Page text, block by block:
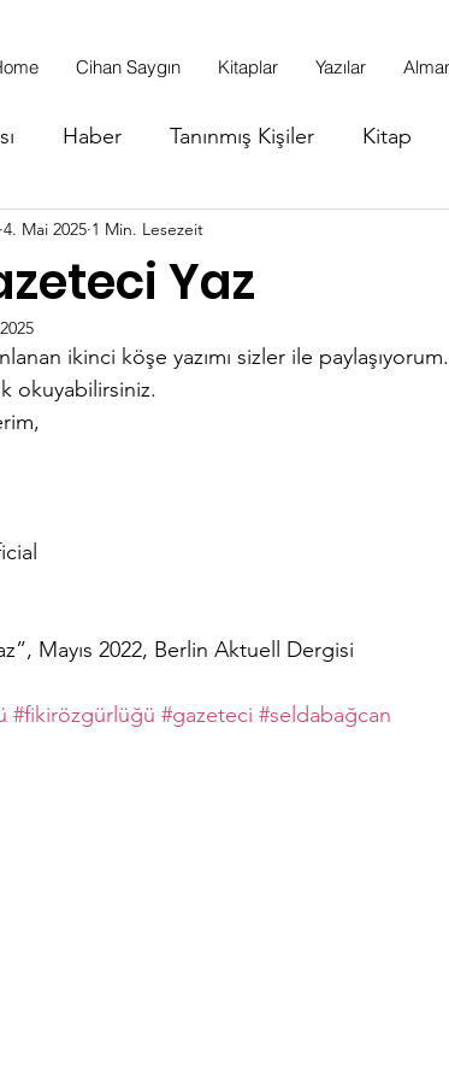
Cihan Saygın Kitaplar Yazılar
Haber Tanınmış Kişiler Kitap
Yaz
4. Mai 2025 1 Min. Lesezeit
ikinci köşe yazımı sizler ile paylaşıyorum.
okuyabilirsiniz.
Mayıs 2022, Berlin Aktuell Dergisi
#fikirözgürlüğü #gazeteci #seldabağcan